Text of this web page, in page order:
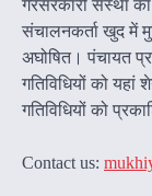
गैरसरकारी संस्था का
संचालनकर्ता खुद में
अघोषित। पंचायत
गतिविधियों को
गतिविधियों को
Contact us: